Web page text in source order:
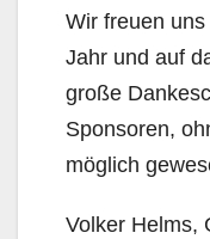
Wir freuen
Jahr und auf
große
Sponsoren,
möglich
Volker Helms,